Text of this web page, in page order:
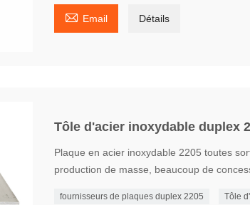
 Email Détails
Tôle d'acier inoxydable duplex
Plaque en acier inoxydable 2205 toutes
production de masse, beaucoup de
fournisseurs de plaques duplex 2205 Tôle